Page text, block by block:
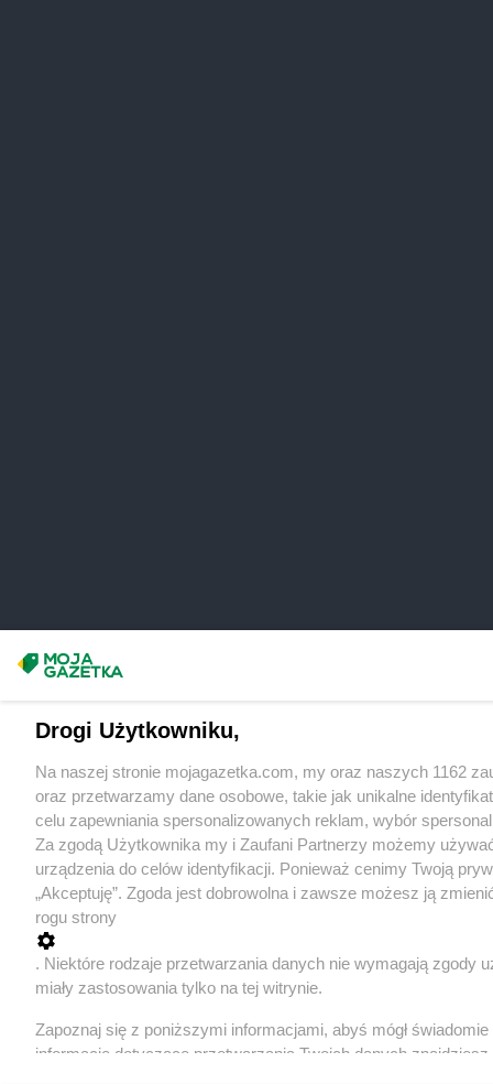
Drogi Użytkowniku,
Na naszej stronie mojagazetka.com, my oraz naszych 1162
oraz przetwarzamy dane osobowe, takie jak unikalne
celu zapewniania spersonalizowanych reklam, wybór
Za zgodą Użytkownika my i Zaufani Partnerzy możemy
urządzenia do celów identyfikacji. Ponieważ cenimy Twoją
„Akceptuję”. Zgoda jest dobrowolna i zawsze możesz ją
rogu strony
. Niektóre rodzaje przetwarzania danych nie wymagają zgody
miały zastosowania tylko na tej witrynie.
Zapoznaj się z poniższymi informacjami, abyś mógł
informacje dotyczące przetwarzania Twoich danych